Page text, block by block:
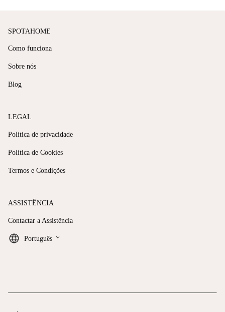
SPOTAHOME
Como funciona
Sobre nós
Blog
LEGAL
Política de privacidade
Política de Cookies
Termos e Condições
ASSISTÊNCIA
Contactar a Assistência
Português keyboard_arrow_down